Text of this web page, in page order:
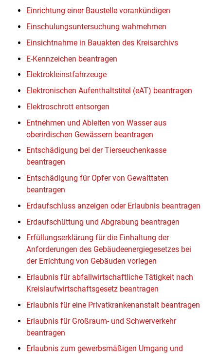
Einrichtung einer Baustelle vorankündigen
Einschulungsuntersuchung wahrnehmen
Einsichtnahme in Bauakten des Kreisarchivs
E-Kennzeichen beantragen
Elektrokleinstfahrzeuge
Elektronischen Aufenthaltstitel (eAT) beantragen
Elektroschrott entsorgen
Entnehmen und Ableiten von Wasser aus
oberirdischen Gewässern beantragen
Entschädigung bei der Tierseuchenkasse
beantragen
Entschädigung für Opfer von Gewalttaten
beantragen
Erdaufschluss anzeigen oder Erlaubnis beantragen
Erdaufschüttung und Abgrabung beantragen
Erfüllungserklärung für die Einhaltung der
Anforderungen des Gebäudeenergiegesetzes bei
der Errichtung von Gebäuden vorlegen
Erlaubnis für abfallwirtschaftliche Tätigkeit nach
Kreislaufwirtschaftsgesetz beantragen
Erlaubnis für eine Privatkrankenanstalt beantragen
Erlaubnis für Großraum- und Schwerverkehr
beantragen
Erlaubnis zum gewerbsmäßigen Umgang und